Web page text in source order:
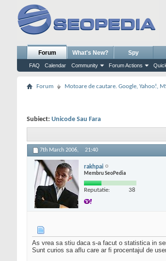
Forum
FAQ Calendar Community Forum Actions
What's New? Spy
Forum Motoare de cautare. Google, Yahoo!,
Subiect: Unicode Sau Fara
7th March 2006, 21:40
rakhpai
Membru SeoPedia
Reputatie: 38
As vrea sa stiu daca s-a facut o statistica in
Sunt curios sa aflu care ar fi procentajul de